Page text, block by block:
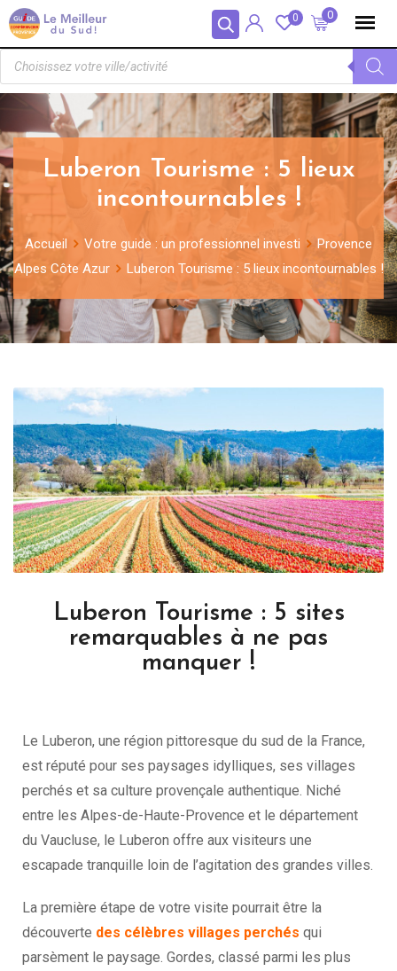
Panneau de gestion des cookies 0
0
Luberon Tourisme : 5 lieux
incontournables !
Accueil Votre guide : un professionnel investi
Provence
Alpes Côte Azur
Luberon Tourisme : 5 lieux incontournables !
Luberon Tourisme : 5 sites
remarquables à ne pas
manquer !
Le Luberon, une région pittoresque du sud de la France,
est réputé pour ses paysages idylliques, ses villages
perchés et sa culture provençale authentique. Niché
entre les Alpes-de-Haute-Provence et le département
du Vaucluse, le Luberon offre aux visiteurs une
escapade tranquille loin de l’agitation des grandes villes.
La première étape de votre visite pourrait être la
découverte des célèbres villages perchés qui
parsèment le paysage. Gordes, classé parmi les plus